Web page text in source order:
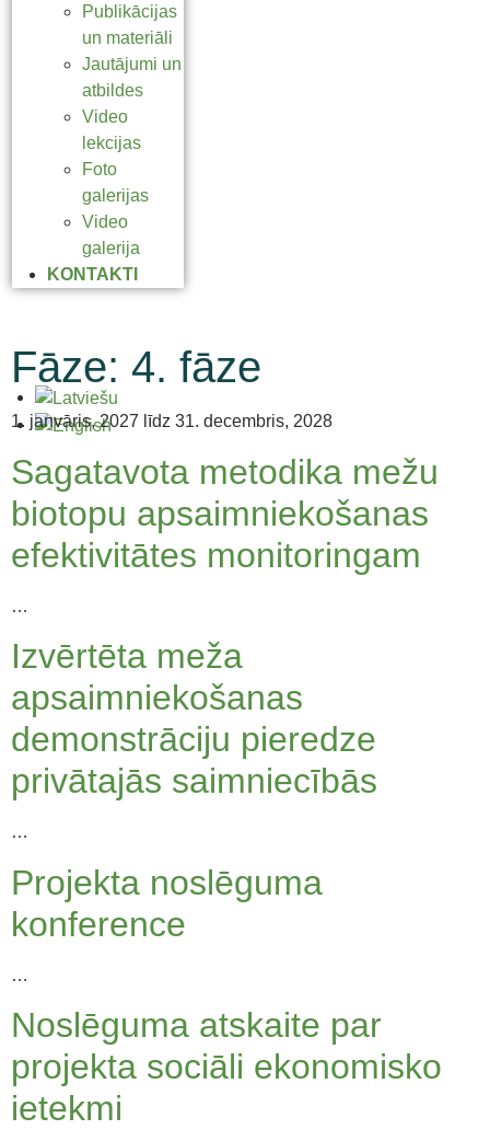
Publikācijas
un materiāli
Jautājumi un
atbildes
Video
lekcijas
Foto
galerijas
Video
galerija
KONTAKTI
Fāze: 4. fāze
1. janvāris, 2027 līdz 31. decembris, 2028
Sagatavota metodika mežu
biotopu apsaimniekošanas
efektivitātes monitoringam
…
Izvērtēta meža
apsaimniekošanas
demonstrāciju pieredze
privātajās saimniecībās
…
Projekta noslēguma
konference
…
Noslēguma atskaite par
projekta sociāli ekonomisko
ietekmi